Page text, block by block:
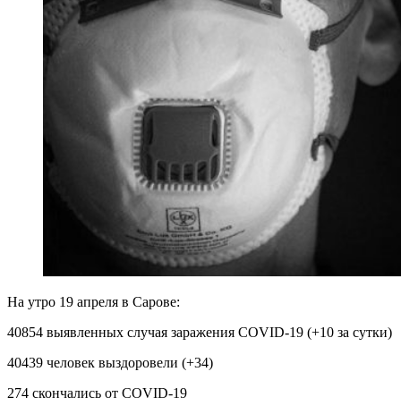
На утро 19 апреля в Сарове:
40854 выявленных случая заражения COVID-19 (+10 за сутки)
40439 человек выздоровели (+34)
274 скончались от COVID-19